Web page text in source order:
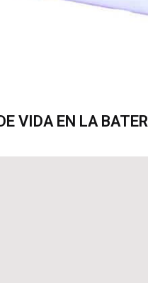
VIDA EN LA